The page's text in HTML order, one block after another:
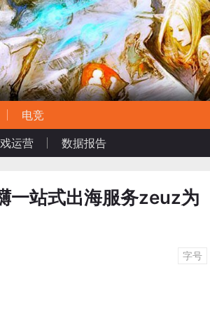
电竞
运营 数据报告
一站式出海服务zeuz为
字号